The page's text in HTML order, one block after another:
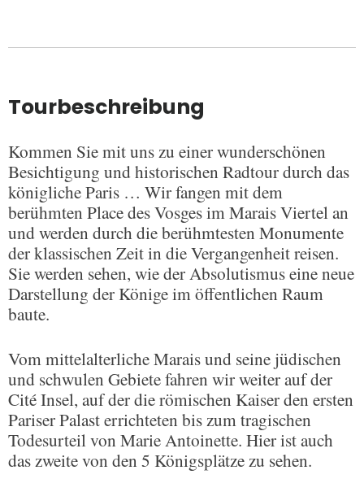
Tourbeschreibung
Kommen Sie mit uns zu einer wunderschönen
Besichtigung und historischen Radtour durch das
königliche Paris … Wir fangen mit dem
berühmten Place des Vosges im Marais Viertel an
und werden durch die berühmtesten Monumente
der klassischen Zeit in die Vergangenheit reisen.
Sie werden sehen, wie der Absolutismus eine neue
Darstellung der Könige im öffentlichen Raum
baute.
Vom mittelalterliche Marais und seine jüdischen
und schwulen Gebiete fahren wir weiter auf der
Cité Insel, auf der die römischen Kaiser den ersten
Pariser Palast errichteten bis zum tragischen
Todesurteil von Marie Antoinette. Hier ist auch
das zweite von den 5 Königsplätze zu sehen.